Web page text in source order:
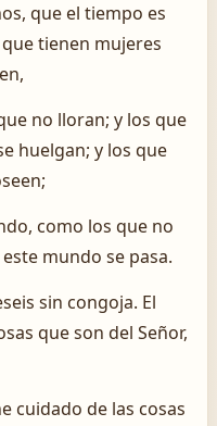
que el tiempo es
tienen mujeres
no lloran; y los que
huelgan; y los que
como los que no
mundo se pasa.
sin congoja. El
que son del Señor,
cuidado de las cosas